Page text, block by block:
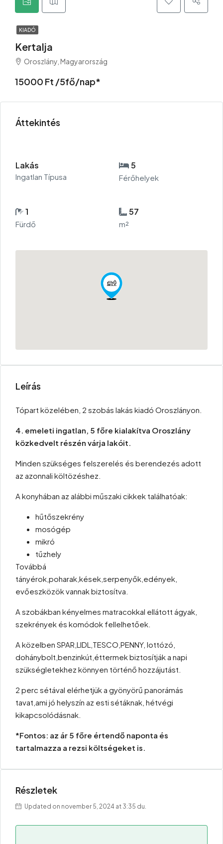
KIADÓ
Kertalja
Oroszlány, Magyarország
15000 Ft /5fő/nap*
Áttekintés
Lakás
Ingatlan Típusa
5
Férőhelyek
1
Fürdő
57
m²
Leírás
Tópart közelében, 2 szobás lakás kiadó Oroszlányon.
4. emeleti ingatlan, 5 főre kialakítva Oroszlány
közkedvelt részén várja lakóit.
Minden szükséges felszerelés és berendezés adott
az azonnali költözéshez.
A konyhában az alábbi műszaki cikkek találhatóak:
hűtőszekrény
mosógép
mikró
tűzhely
Továbbá
tányérok,poharak,kések,serpenyők,edények,
evőeszközök vannak biztosítva.
A szobákban kényelmes matracokkal ellátott ágyak,
szekrények és komódok fellelhetőek.
A közelben SPAR,LIDL,TESCO,PENNY, lottózó,
dohánybolt,benzinkút,éttermek biztosítják a napi
szükségletekhez könnyen történő hozzájutást.
2 perc sétával elérhetjük a gyönyörű panorámás
tavat,ami jó helyszín az esti sétáknak, hétvégi
kikapcsolódásnak.
*Fontos: az ár 5 főre értendő naponta és
tartalmazza a rezsi költségeket is.
Részletek
Updated on november 5, 2024 at 3:35 du.